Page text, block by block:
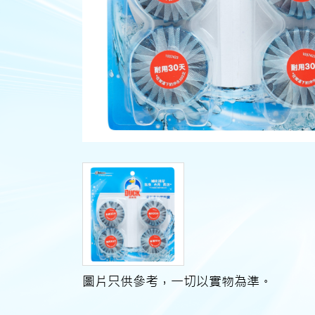
圖片只供參考，一切以實物為準。